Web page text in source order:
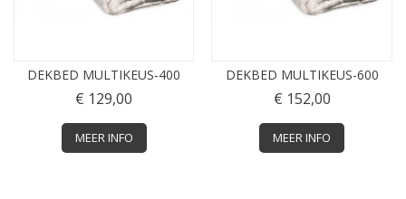
DEKBED MULTIKEUS-400
€ 129,00
MEER INFO
DEKBED MULTIKEUS-600
€ 152,00
MEER INFO